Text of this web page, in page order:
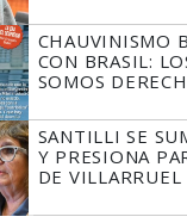
CHAUVINISMO
CON BRASIL:
SOMOS
SANTILLI SE
Y PRESIONA
DE VILLARRUEL